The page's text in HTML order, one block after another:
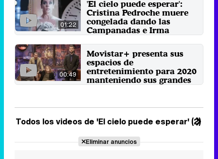
01:22
'El cielo puede esperar':
Cristina Pedroche muere
congelada dando las
Campanadas e Irma
El programa de Movistar+ ha
abierto su segunda temporada
con el "funeral" de la ...
31 de diciembre 2019
00:49
Movistar+ presenta sus
espacios de
entretenimiento para 2020
manteniendo sus grandes
novedad de la cadena para el
31 de diciembre 2019
Todos los videos de 'El cielo puede esperar' (2)
Eliminar anuncios